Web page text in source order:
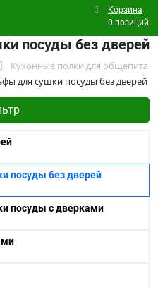
Корзина
0 позиций
посуды без дверей
Кухонные полки для общепита
для сушки посуды без дверей
посуды без дверей
посуды с дверками